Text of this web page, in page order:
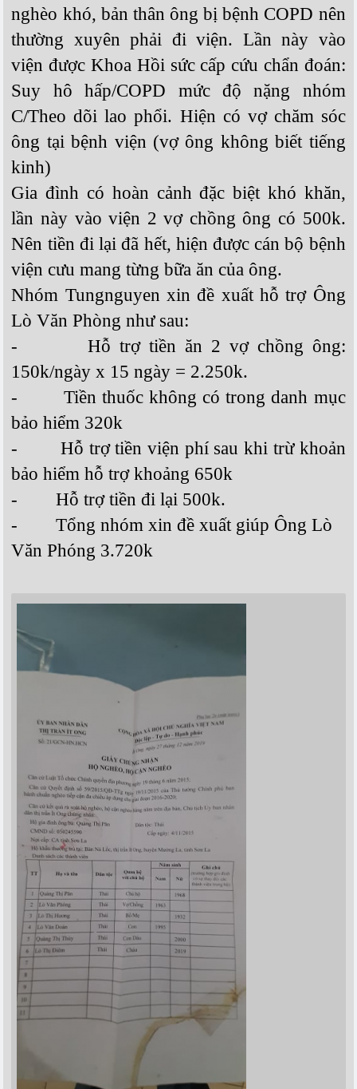
nghèo khó, bản thân ông bị bệnh COPD nên
thường xuyên phải đi viện. Lần này vào
viện được Khoa Hồi sức cấp cứu chẩn đoán:
Suy hô hấp/COPD mức độ nặng nhóm
C/Theo dõi lao phổi. Hiện có vợ chăm sóc
ông tại bệnh viện (vợ ông không biết tiếng
kinh)
Gia đình có hoàn cảnh đặc biệt khó khăn,
lần này vào viện 2 vợ chồng ông có 500k.
Nên tiền đi lại đã hết, hiện được cán bộ bệnh
viện cưu mang từng bữa ăn của ông.
Nhóm Tungnguyen xin đề xuất hỗ trợ Ông
Lò Văn Phòng như sau:
- Hỗ trợ tiền ăn 2 vợ chồng ông:
150k/ngày x 15 ngày = 2.250k.
- Tiền thuốc không có trong danh mục
bảo hiểm 320k
- Hỗ trợ tiền viện phí sau khi trừ khoản
bảo hiểm hỗ trợ khoảng 650k
-Hỗ trợ tiền đi lại 500k.
-Tổng nhóm xin đề xuất giúp Ông Lò
Văn Phóng 3.720k